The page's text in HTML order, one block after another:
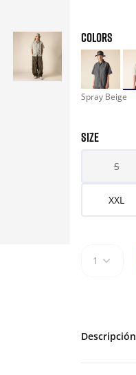
COLORS
Spray Beige
SIZE
S
XXL
1
Descripción